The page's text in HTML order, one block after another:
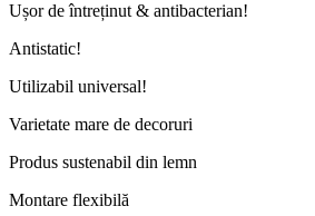
Ușor de întreținut & antibacterian!
Antistatic!
Utilizabil universal!
Varietate mare de decoruri
Produs sustenabil din lemn
Montare flexibilă